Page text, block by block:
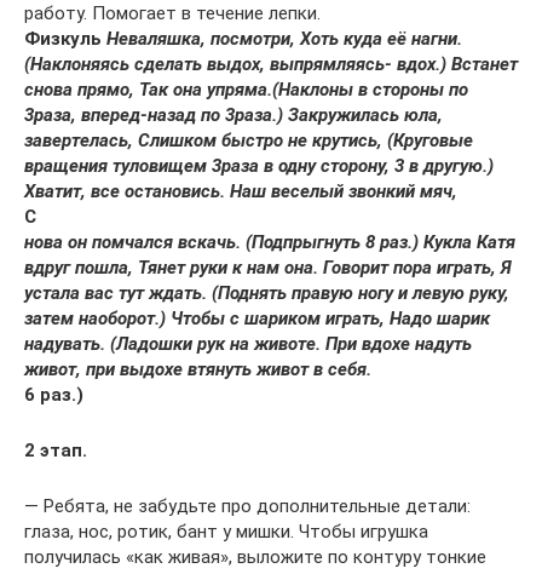
работу. Помогает в течение лепки.
Физкуль Неваляшка, посмотри, Хоть куда её нагни.
(Наклоняясь сделать выдох, выпрямляясь- вдох.) Встанет
снова прямо, Так она упряма.(Наклоны в стороны по
3раза, вперед-назад по 3раза.) Закружилась юла,
завертелась, Слишком быстро не крутись, (Круговые
вращения туловищем 3раза в одну сторону, 3 в другую.)
Хватит, все остановись. Наш веселый звонкий мяч,
С
нова он помчался вскачь. (Подпрыгнуть 8 раз.) Кукла Катя
вдруг пошла, Тянет руки к нам она. Говорит пора играть, Я
устала вас тут ждать. (Поднять правую ногу и левую руку,
затем наоборот.) Чтобы с шариком играть, Надо шарик
надувать. (Ладошки рук на животе. При вдохе надуть
живот, при выдохе втянуть живот в себя.
6 раз.)
2 этап.
— Ребята, не забудьте про дополнительные детали:
глаза, нос, ротик, бант у мишки. Чтобы игрушка
получилась «как живая», выложите по контуру тонкие